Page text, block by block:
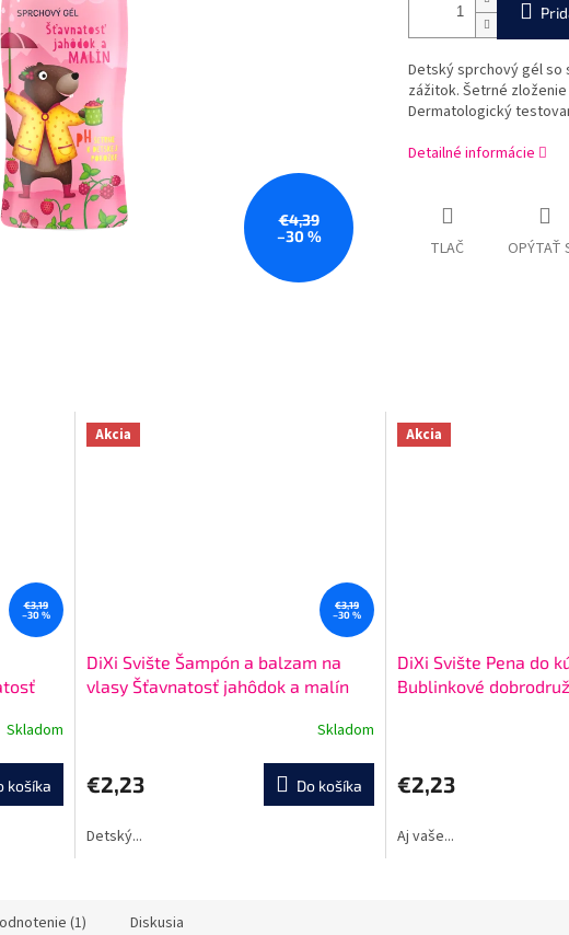
€4,39
–30 %
Detský sprchový gél so
zážitok. Šetrné
Dermatologický
Detailné informácie
TLAČ OPÝTAŤ
€3,19
–30 %
Skladom
košíka
Akcia
€3,19
–30 %
DiXi Svište Šampón a balzam na
vlasy Šťavnatosť jahôdok a malín
produktu
je
z
Skladom
€2,23 Do košíka
Detský...
Akcia
DiXi Svište Pena do
Bublinkové
€2,23
Aj vaše...
(1) Diskusia